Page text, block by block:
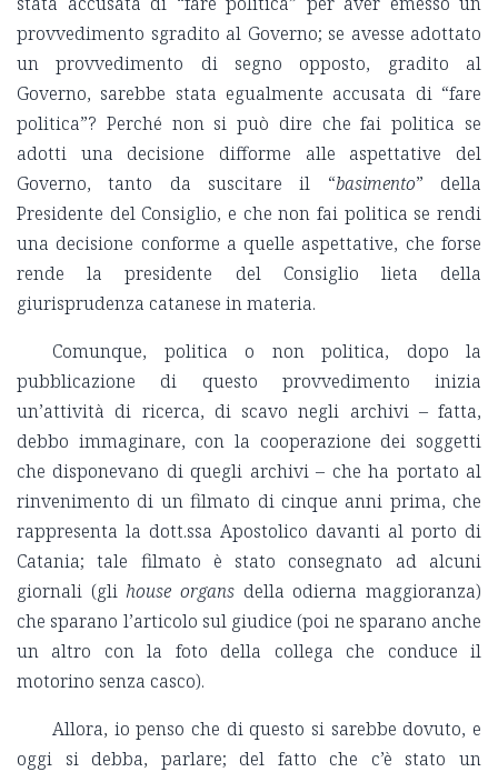
provvedimento sgradito al Governo; se avesse adottato
un provvedimento di segno opposto, gradito al
Governo, sarebbe stata egualmente accusata di “fare
politica”? Perché non si può dire che fai politica se
adotti una decisione difforme alle aspettative del
Governo, tanto da suscitare il “basimento” della
Presidente del Consiglio, e che non fai politica se rendi
una decisione conforme a quelle aspettative, che forse
rende la presidente del Consiglio lieta della
giurisprudenza catanese in materia.
Comunque, politica o non politica, dopo la
pubblicazione di questo provvedimento inizia
un’attività di ricerca, di scavo negli archivi – fatta,
debbo immaginare, con la cooperazione dei soggetti
che disponevano di quegli archivi – che ha portato al
rinvenimento di un filmato di cinque anni prima, che
rappresenta la dott.ssa Apostolico davanti al porto di
Catania; tale filmato è stato consegnato ad alcuni
giornali (glihouse organs della odierna maggioranza)
che sparano l’articolo sul giudice (poi ne sparano anche
un altro con la foto della collega che conduce il
motorino senza casco).
Allora, io penso che di questo si sarebbe dovuto, e
oggi si debba, parlare; del fatto che c’è stato un